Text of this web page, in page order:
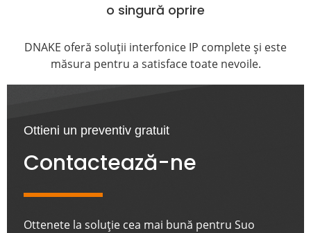
o singură oprire
DNAKE oferă soluții interfonice IP complete și este
măsura pentru a satisface toate nevoile.
Ottieni un preventiv gratuit
Contactează-ne
Ottenete la soluție cea mai bună pentru Suo